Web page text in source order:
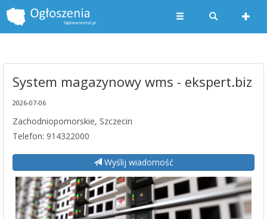
System magazynowy wms - ekspert.biz
2026-07-06
Zachodniopomorskie, Szczecin
Telefon: 914322000
Wyślij wiadomość